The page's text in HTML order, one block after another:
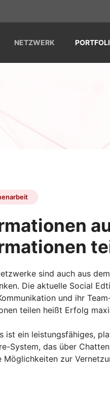
NETZWERK
sind auch aus
Die aktuelle Social
und ihr
teilen heißt Erfolg
ist ein leistungsfähiges,
System, das über
Möglichkeiten zur